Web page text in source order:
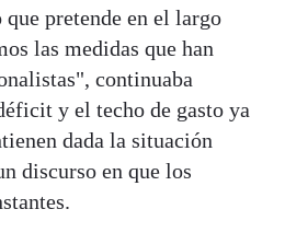
pretende en el largo
las medidas que han
continuaba
y el techo de gasto ya
dada la situación
discurso en que los